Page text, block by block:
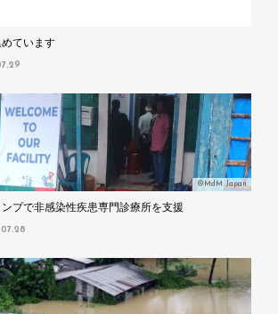
ています
©MdM Japan
プで非感染性疾患専門診療所を支援